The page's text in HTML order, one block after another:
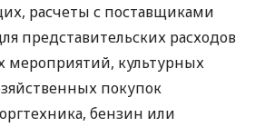
расчеты с поставщиками
представительских расходов
мероприятий, культурных
покупок
бензин или